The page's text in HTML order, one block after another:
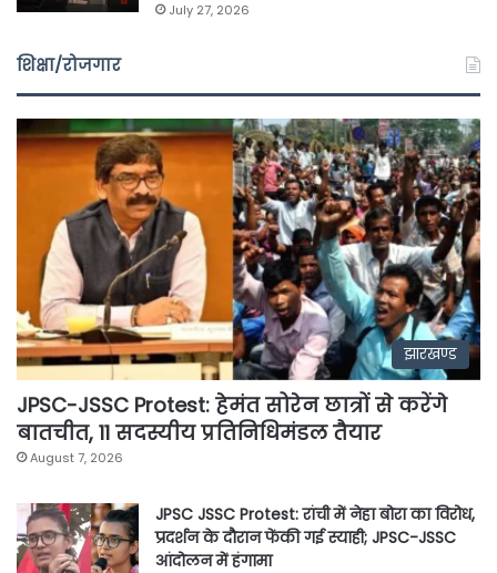
July 27, 2026
शिक्षा/रोजगार
झारखण्ड
JPSC-JSSC Protest: हेमंत सोरेन छात्रों से करेंगे
बातचीत, 11 सदस्यीय प्रतिनिधिमंडल तैयार
August 7, 2026
JPSC JSSC Protest: रांची में नेहा बोरा का विरोध,
प्रदर्शन के दौरान फेंकी गई स्याही; JPSC-JSSC
आंदोलन में हंगामा